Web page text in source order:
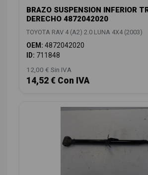
BRAZO SUSPENSION INFERIOR
DERECHO 4872042020
TOYOTA RAV 4 (A2) 2.0 LUNA 4X4 (2003)
OEM: 4872042020
ID: 711848
12,00 € Sin IVA
14,52 € Con IVA